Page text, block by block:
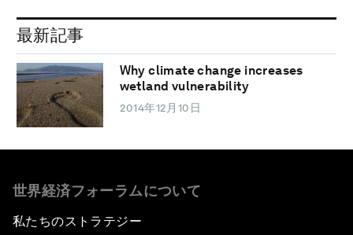
最新記事
Why climate change increases
wetland vulnerability
2014年12月10日
世界経済フォーラムについて
私たちのストラテジー